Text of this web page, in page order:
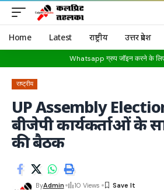
Home Latest राष्ट्रीय उत्तर प्रदेश
Whatsapp ग्रुप जॉइन करने के
राष्ट्रीय
UP Assembly
बीजेपी कार्यकर्ताओं के
की बैठक
ByAdmin 10 Views